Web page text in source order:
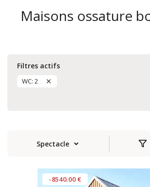
Maisons ossature
Filtres actifs
WC: 2
Spectacle
-8540.00 €